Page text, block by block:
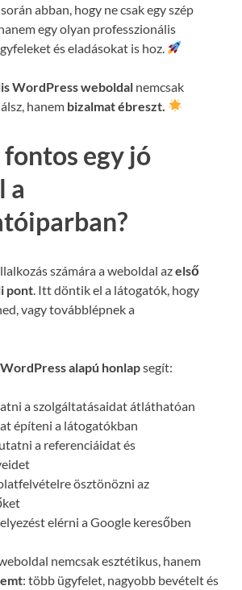
abban, hogy ne csak egy szép
egy olyan professzionális
és eladásokat is hoz.
WordPress weboldal nemcsak
hanem bizalmat ébreszt.
egy jó
a
számára a weboldal azelső
pont. Itt döntik el a látogatók, hogy
vagy továbblépnek a
alapú honlapsegít:
a szolgáltatásaidat átláthatóan
építeni a látogatókban
a referenciáidat és
ösztönözni az
elérni a Google keresőben
nemcsak esztétikus, hanem
: több ügyfelet, nagyobb bevételt és